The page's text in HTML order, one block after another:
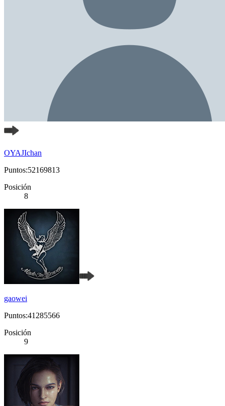
OYAJIchan
Puntos:52169813
Posición
8
gaowei
Puntos:41285566
Posición
9